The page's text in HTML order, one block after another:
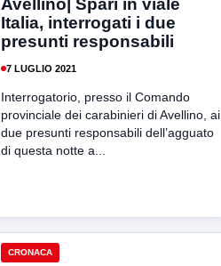
Avellino| Spari in viale
Italia, interrogati i due
presunti responsabili
7 LUGLIO 2021
Interrogatorio, presso il Comando
provinciale dei carabinieri di Avellino, ai
due presunti responsabili dell’agguato
di questa notte a...
CRONACA